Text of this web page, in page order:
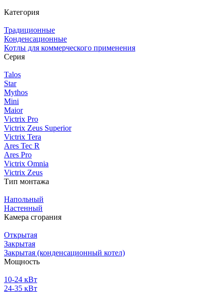
Категория
Традиционные
Конденсационные
Котлы для коммерческого применения
Серия
Talos
Star
Mythos
Mini
Maior
Victrix Pro
Victrix Zeus Superior
Victrix Tera
Ares Tec R
Ares Pro
Victrix Omnia
Victrix Zeus
Тип монтажа
Напольный
Настенный
Камера сгорания
Открытая
Закрытая
Закрытая (конденсационный котел)
Мощность
10-24 кВт
24-35 кВт